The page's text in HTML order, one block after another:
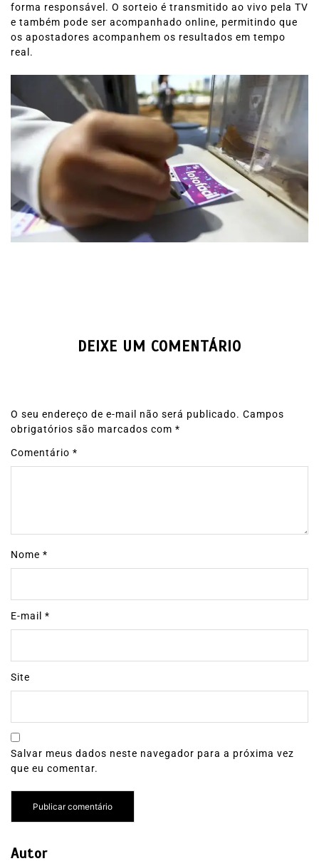
forma responsável. O sorteio é transmitido ao vivo pela TV
e também pode ser acompanhado online, permitindo que
os apostadores acompanhem os resultados em tempo
real.
DEIXE UM COMENTÁRIO
O seu endereço de e-mail não será publicado. Campos
obrigatórios são marcados com *
Comentário *
Nome *
E-mail *
Site
Salvar meus dados neste navegador para a próxima vez
que eu comentar.
Autor